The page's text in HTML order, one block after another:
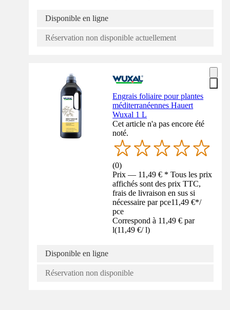
Disponible en ligne
Réservation non disponible actuellement
Engrais foliaire pour plantes
méditerranéennes Hauert
Wuxal 1 L
Cet article n'a pas encore été
noté.
(0)
Prix — 11,49 € * Tous les prix
affichés sont des prix TTC,
frais de livraison en sus si
nécessaire par pce11,49 €*/
pce
Correspond à 11,49 € par
l(11,49 €/ l)
Disponible en ligne
Réservation non disponible